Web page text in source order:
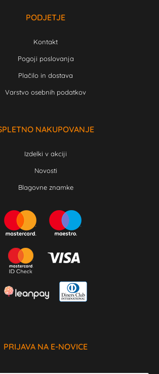
PODJETJE
Kontakt
Pogoji poslovanja
Plačilo in dostava
Varstvo osebnih podatkov
NAKUPOVANJE
Izdelki v akciji
Novosti
Blagovne znamke
PRIJAVA NA E-NOVICE